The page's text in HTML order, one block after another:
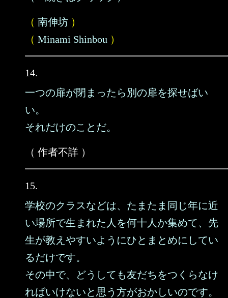
（ 南伸坊 ）
（ Minami Shinbou ）
14.
一つの扉が閉まったら別の扉を探せばい
い。
それだけのことだ。
（ 作者不詳 ）
15.
学校のクラスなどは、たまたま同じ年に近
い場所で生まれた人を何十人か集めて、先
生が教えやすいようにひとまとめにしてい
るだけです。
その中で、どうしても友だちをつくらなけ
ればいけないと思う方がおかしいのです。